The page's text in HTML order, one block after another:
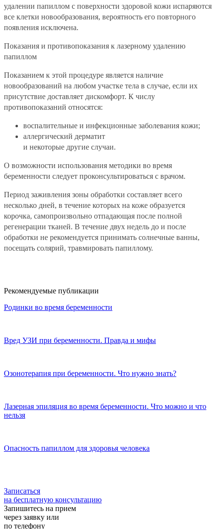
удалении папиллом с поверхности здоровой кожи испаряются
все клетки новообразования, вероятность его повторного
появления исключена.
Показания и противопоказания к лазерному удалению
папиллом
Показанием к этой процедуре является наличие
новообразований на любом участке тела в случае, если их
присутствие доставляет дискомфорт. К числу
противопоказаний относятся:
воспалительные и инфекционные заболевания кожи;
аллергический дерматит
и некоторые другие случаи.
О возможности использования методики во время
беременности следует проконсультироваться с врачом.
Период заживления зоны обработки составляет всего
несколько дней, в течение которых на коже образуется
корочка, самопроизвольно отпадающая после полной
регенерации тканей. В течение двух недель до и после
обработки не рекомендуется принимать солнечные ванны,
посещать солярий, травмировать папиллому.
Рекомендуемые публикации
Родинки во время беременности
Вред УЗИ при беременности. Правда и мифы
Озонотерапия при беременности. Что нужно знать?
Лазерная эпиляция во время беременности. Что можно и что
нельзя
Опасность папиллом для здоровья человека
Записаться
на бесплатную консультацию
Запишитесь на прием
через заявку или
по телефону